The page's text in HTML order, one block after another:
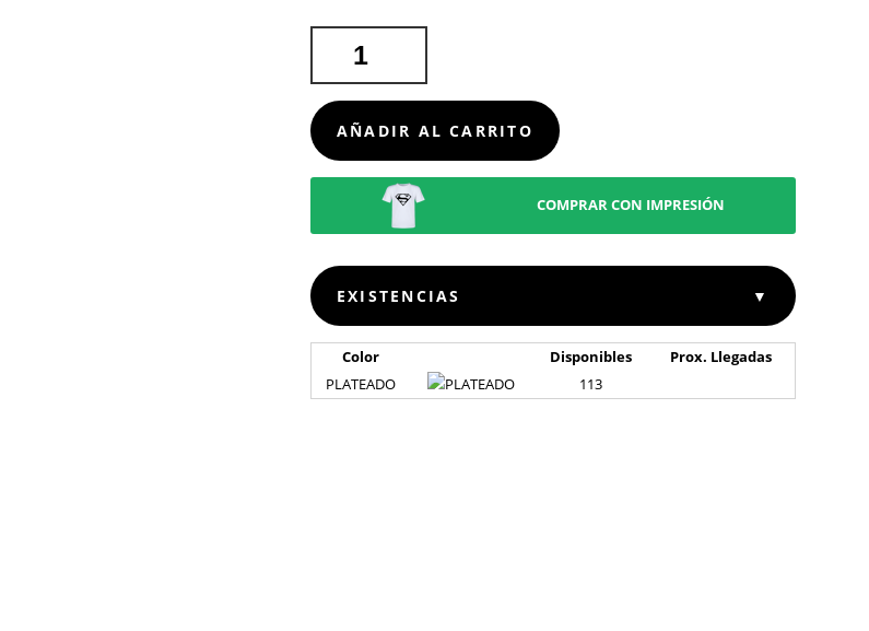
CANTIDAD
AÑADIR AL CARRITO
COMPRAR CON IMPRESIÓN
EXISTENCIAS ▼
Color Disponibles
Prox. Llegadas
PLATEADO
113